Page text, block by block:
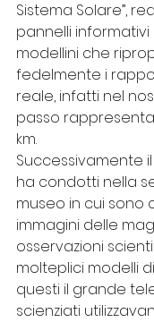
Sistema Solare”,
pannelli informativi
modellini che
fedelmente i
reale, infatti nel
passo
km.
Successivamente
ha condotti nella
museo in cui sono
immagini delle
osservazioni
molteplici modelli
questi il grande
scienziati